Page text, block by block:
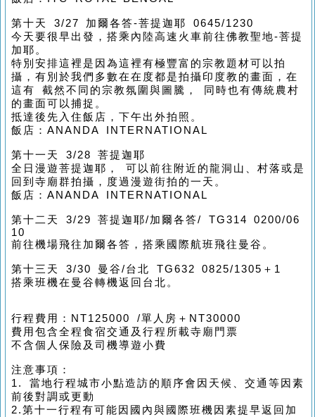
第十天 3/27 加爾各答-菩提迦耶 0645/1230
今天要很早出發，搭乘內陸高速火車前往佛教聖地-菩提
加耶。
特別安排這裡是因為這裡有極豐富的宗教題材可以拍
攝，有別於我們多數在在度都是拍攝印度教的畫面，在
這有 截然不同的宗教氛圍與圖騰， 同時也有傳統農村
的畫面可以捕捉。
抵達後先入住飯店，下午出外拍照。
飯店：ANANDA INTERNATIONAL
第十一天 3/28 菩提迦耶
全日漫遊菩提迦耶， 可以前往附近的龍洞山、村落或是
回到寺廟群拍攝，度過漫遊街拍的一天。
飯店：ANANDA INTERNATIONAL
第十二天 3/29 菩提迦耶/加爾各答/ TG314 0200/06
10
前往機場飛往加爾各答，搭乘國際航班飛往曼谷。
第十三天 3/30 曼谷/台北 TG632 0825/1305＋1
搭乘班機在曼谷轉機返回台北。
行程費用：NT125000 /單人房＋NT30000
費用包含全程食宿交通及行程所載寺廟門票
不含個人保險及司機導遊小費
注意事項：
1. 當地行程城市小點造訪的順序會因天候、交通等因素
前後對調或更動
2.第十一行程有可能因國內與國際班機因素提早返回加